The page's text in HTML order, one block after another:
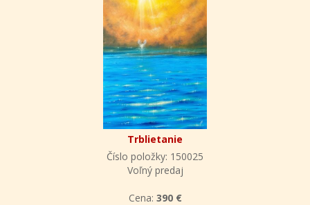
Trblietanie
Číslo položky: 150025
Voľný predaj
Cena: 390 €